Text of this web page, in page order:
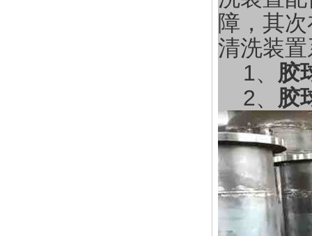
障，其
清洗装
1、 胶
2、 胶